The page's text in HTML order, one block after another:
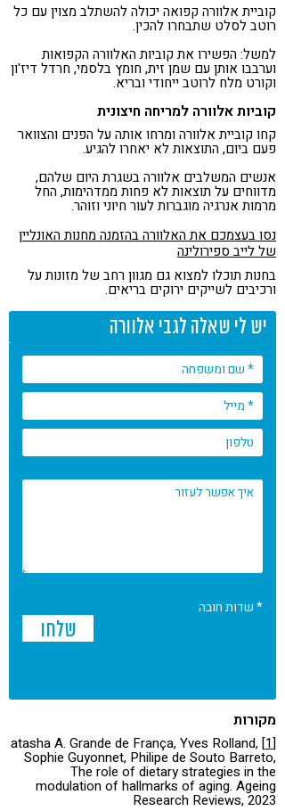
קוביית אלוורה קפואה יכולה להשתלב מצוין עם כל
רוטב לסלט שתבחרו להכין.
למשל: הפשירו את קוביות האלוורה הקפואות
וערבבו אותן עם שמן זית, חומץ בלסמי, חרדל דיז'ון
וקורט מלח לרוטב ייחודי ובריא.
קוביות אלוורה למריחה חיצונית
קחו קוביית אלוורה ומרחו אותה על הפנים והצוואר
פעם ביום, התוצאות לא יאחרו להגיע.
אנשים המשלבים אלוורה בשגרת היום שלהם,
מדווחים על תוצאות לא פחות ממדהימות, החל
מרמות אנרגיה מוגברות לעור חיוני וזוהר.
נסו בעצמכם את האלוורה בהזמנה מחנות האונליין
של לייב ספירולינה
בחנות תוכלו למצוא גם מגוון רחב של מזונות על
ורכיבים לשייקים ירוקים בריאים.
יש לי שאלה לגבי אלוורה
* שדות חובה
מקורות
[1]
atasha A. Grande de França, Yves Rolland,
Sophie Guyonnet, Philipe de Souto Barreto,
The role of dietary strategies in the
modulation of hallmarks of aging. Ageing
Research Reviews, 2023